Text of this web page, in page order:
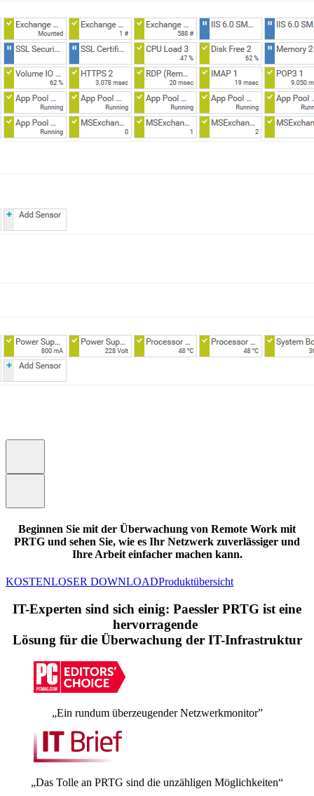
Beginnen Sie mit der Überwachung von Remote Work mit
PRTG und sehen Sie, wie es Ihr Netzwerk zuverlässiger und
Ihre Arbeit einfacher machen kann.
KOSTENLOSER DOWNLOADProduktübersicht
IT-Experten sind sich einig: Paessler PRTG ist eine
hervorragende
Lösung für die Überwachung der IT-Infrastruktur
„Ein rundum überzeugender Netzwerkmonitor”
„Das Tolle an PRTG sind die unzähligen Möglichkeiten“